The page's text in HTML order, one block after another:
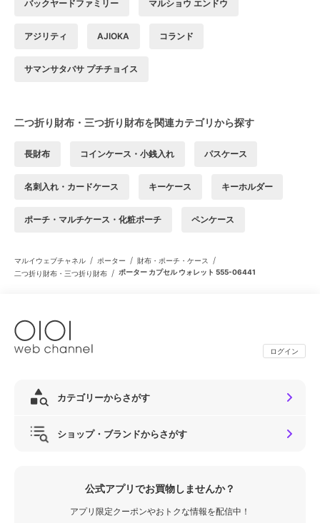
バックヤードファミリー マルショウ エンドウ
アジリティ AJIOKA コランド
サマンサタバサ プチチョイス
二つ折り財布・三つ折り財布を関連カテゴリから探す
長財布 コインケース・小銭入れ パスケース
名刺入れ・カードケース キーケース キーホルダー
ポーチ・マルチケース・化粧ポーチ ペンケース
マルイウェブチャネル / ポーター / 財布・ポーチ・ケース /
二つ折り財布・三つ折り財布 / ポーター カプセル ウォレット 555-06441
ログイン
カテゴリーからさがす
ショップ・ブランドからさがす
公式アプリでお買物しませんか？
アプリ限定クーポンやおトクな情報を配信中！